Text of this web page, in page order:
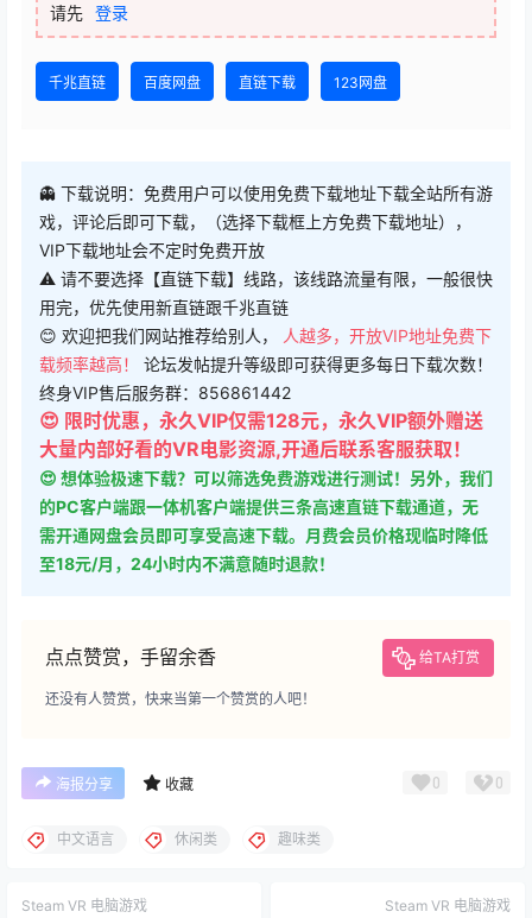
请先 登录
千兆直链 百度网盘 直链下载 123网盘
👻 下载说明：免费用户可以使用免费下载地址下载全站所有游
戏，评论后即可下载，（选择下载框上方免费下载地址），
VIP下载地址会不定时免费开放
⚠ 请不要选择【直链下载】线路，该线路流量有限，一般很快
用完，优先使用新直链跟千兆直链
😊 欢迎把我们网站推荐给别人，
人越多，开放VIP地址免费下
载频率越高！ 论坛发帖提升等级即可获得更多每日下载次数！
终身VIP售后服务群：856861442
😍 限时优惠，永久VIP仅需128元，永久VIP额外赠送
大量内部好看的VR电影资源,开通后联系客服获取！
😍 想体验极速下载？可以筛选免费游戏进行测试！另外，我们
的PC客户端跟一体机客户端提供三条高速直链下载通道，无
需开通网盘会员即可享受高速下载。月费会员价格现临时降低
至18元/月，24小时内不满意随时退款！
点点赞赏，手留余香 给TA打赏
还没有人赞赏，快来当第一个赞赏的人吧！
海报分享 收藏 0 0
中文语言 休闲类 趣味类
Steam VR 电脑游戏 Steam VR 电脑游戏